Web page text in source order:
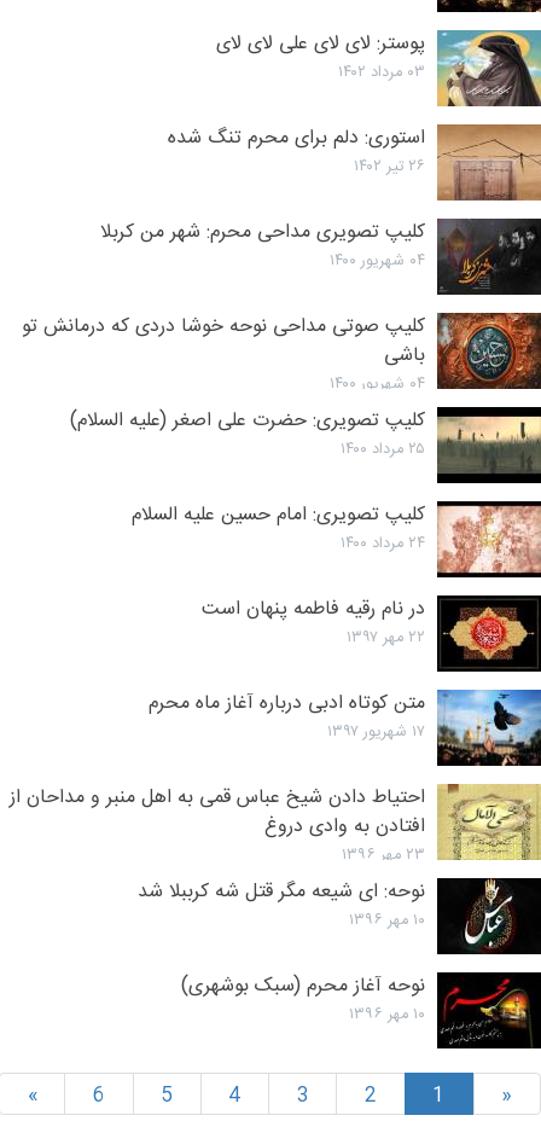
پوستر: لای لای علی لای لای
۰۳ مرداد ۱۴۰۲
استوری: دلم برای محرم تنگ شده
۲۶ تیر ۱۴۰۲
کلیپ تصویری مداحی محرم: شهر من کربلا
۰۴ شهریور ۱۴۰۰
کلیپ صوتی مداحی نوحه خوشا دردی که درمانش تو
باشی
۰۴ شهریور ۱۴۰۰
کلیپ تصویری: حضرت علی اصغر (علیه السلام)
۲۵ مرداد ۱۴۰۰
کلیپ تصویری: امام حسین علیه السلام
۲۴ مرداد ۱۴۰۰
در نام رقیه فاطمه پنهان است
۲۲ مهر ۱۳۹۷
متن کوتاه ادبی درباره آغاز ماه محرم
۱۷ شهریور ۱۳۹۷
احتیاط دادن شیخ عباس قمی به اهل منبر و مداحان از
افتادن به وادی دروغ
۲۳ مهر ۱۳۹۶
نوحه: ای شیعه مگر قتل شه کرببلا شد
۱۰ مهر ۱۳۹۶
نوحه آغاز محرم (سبک بوشهری)
۱۰ مهر ۱۳۹۶
«
1
2
3
4
5
6
»